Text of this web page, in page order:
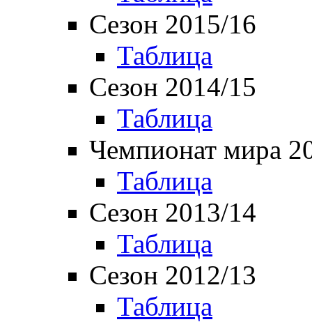
Сезон 2015/16
Таблица
Сезон 2014/15
Таблица
Чемпионат мира
Таблица
Сезон 2013/14
Таблица
Сезон 2012/13
Таблица